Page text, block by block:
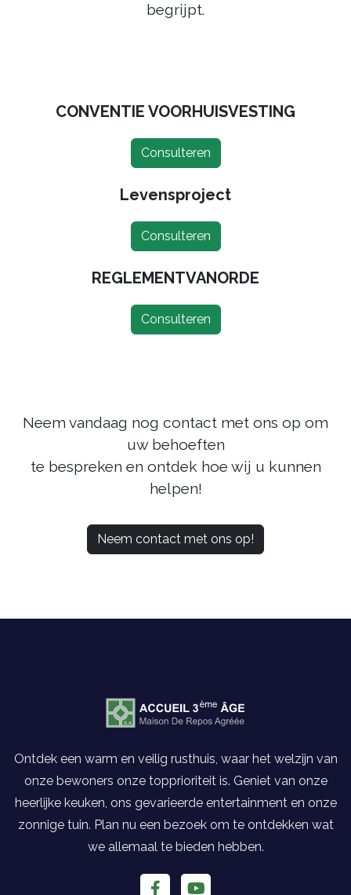
begrijpt.
CONVENTIE VOORHUISVESTING
Consulteren
Levensproject
Consulteren
REGLEMENTVANORDE
Consulteren
Neem vandaag nog contact met ons op om
uw behoeften
te bespreken en ontdek hoe wij u kunnen
helpen!
Neem contact met ons op!
Ontdek een warm en veilig rusthuis, waar het welzijn van
onze bewoners onze topprioriteit is. Geniet van onze
heerlijke keuken, ons gevarieerde entertainment en onze
zonnige tuin. Plan nu een bezoek om te ontdekken wat
we allemaal te bieden hebben.